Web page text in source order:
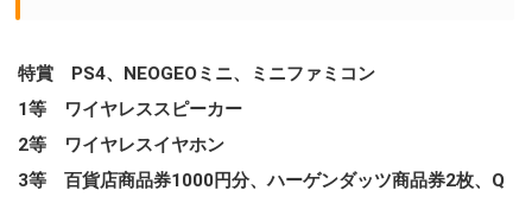
特賞 PS4、NEOGEOミニ、ミニファミコン
1等 ワイヤレススピーカー
2等 ワイヤレスイヤホン
3等 百貨店商品券1000円分、ハーゲンダッツ商品券2枚、Q